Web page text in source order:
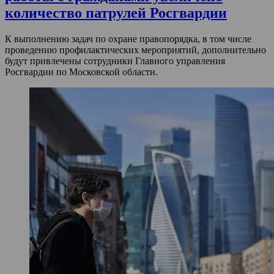
количество патрулей Росгвардии
К выполнению задач по охране правопорядка, в том числе
проведению профилактических мероприятий, дополнительно
будут привлечены сотрудники Главного управления
Росгвардии по Московской области.